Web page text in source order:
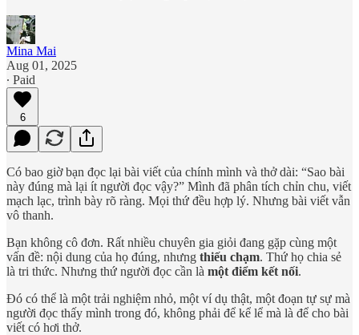
Mina Mai
Aug 01, 2025
∙ Paid
6
Có bao giờ bạn đọc lại bài viết của chính mình và thở dài: “Sao bài
này đúng mà lại ít người đọc vậy?” Mình đã phân tích chỉn chu, viết
mạch lạc, trình bày rõ ràng. Mọi thứ đều hợp lý. Nhưng bài viết vẫn
vô thanh.
Bạn không cô đơn. Rất nhiều chuyên gia giỏi đang gặp cùng một
vấn đề: nội dung của họ đúng, nhưng thiếu chạm. Thứ họ chia sẻ
là tri thức. Nhưng thứ người đọc cần là một điểm kết nối.
Đó có thể là một trải nghiệm nhỏ, một ví dụ thật, một đoạn tự sự mà
người đọc thấy mình trong đó, không phải để kể lể mà là để cho bài
viết có hơi thở.